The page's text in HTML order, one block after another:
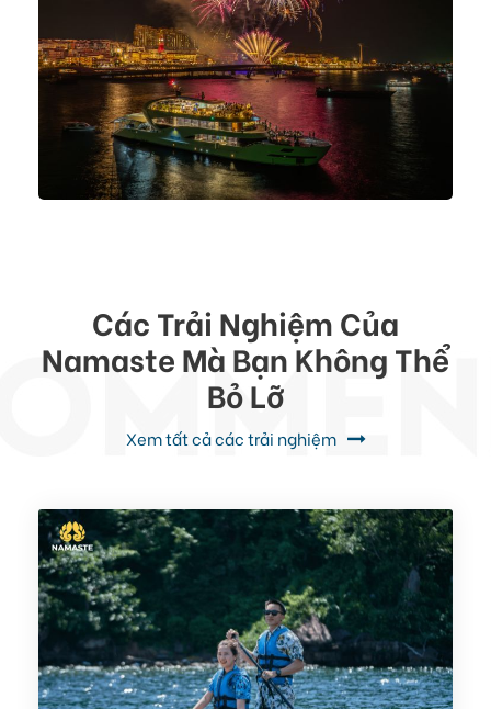
Các Trải Nghiệm Của
Namaste Mà Bạn Không Thể
Bỏ Lỡ
Xem tất cả các trải nghiệm